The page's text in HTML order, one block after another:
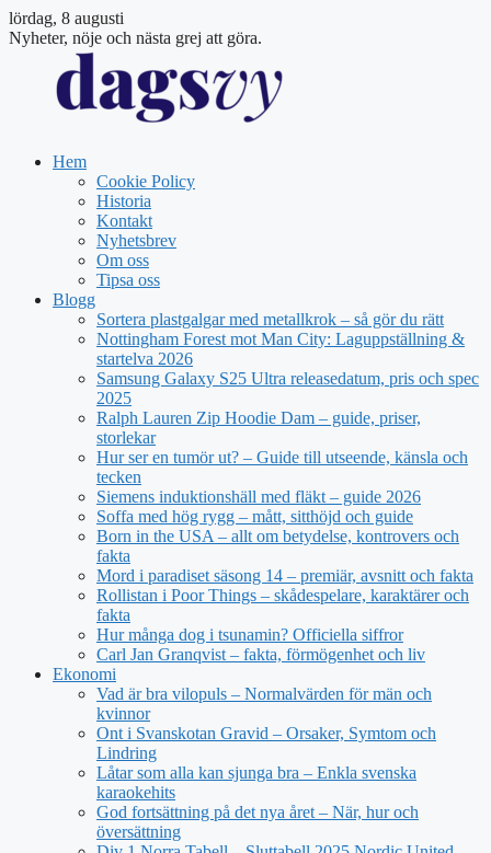
lördag, 8 augusti
Nyheter, nöje och nästa grej att göra.
Hem
Cookie Policy
Historia
Kontakt
Nyhetsbrev
Om oss
Tipsa oss
Blogg
Sortera plastgalgar med metallkrok – så gör du rätt
Nottingham Forest mot Man City: Laguppställning &
startelva 2026
Samsung Galaxy S25 Ultra releasedatum, pris och spec
2025
Ralph Lauren Zip Hoodie Dam – guide, priser,
storlekar
Hur ser en tumör ut? – Guide till utseende, känsla och
tecken
Siemens induktionshäll med fläkt – guide 2026
Soffa med hög rygg – mått, sitthöjd och guide
Born in the USA – allt om betydelse, kontrovers och
fakta
Mord i paradiset säsong 14 – premiär, avsnitt och fakta
Rollistan i Poor Things – skådespelare, karaktärer och
fakta
Hur många dog i tsunamin? Officiella siffror
Carl Jan Granqvist – fakta, förmögenhet och liv
Ekonomi
Vad är bra vilopuls – Normalvärden för män och
kvinnor
Ont i Svanskotan Gravid – Orsaker, Symtom och
Lindring
Låtar som alla kan sjunga bra – Enkla svenska
karaokehits
God fortsättning på det nya året – När, hur och
översättning